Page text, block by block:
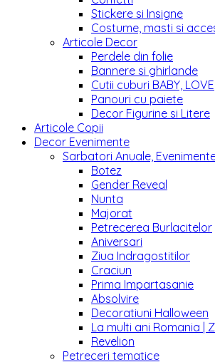
Stickere si Insigne
Costume, masti si
Articole Decor
Perdele din folie
Bannere si ghirlande
Cutii cuburi BABY, LOVE
Panouri cu paiete
Decor Figurine si Litere
Articole Copii
Decor Evenimente
Sarbatori Anuale,
Botez
Gender Reveal
Nunta
Majorat
Petrecerea Burlacitelor
Aniversari
Ziua Indragostitilor
Craciun
Prima Impartasanie
Absolvire
Decoratiuni Halloween
La multi ani Romania |
Revelion
Petreceri tematice